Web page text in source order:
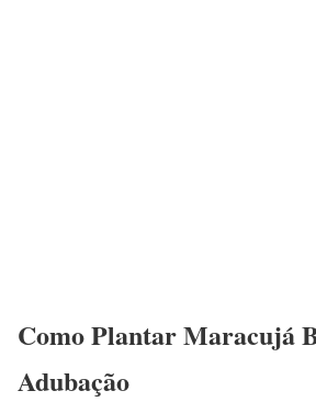
Como Plantar Maracujá
Adubação